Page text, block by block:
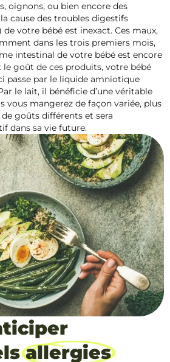
oignons, ou bien encore des
cause des troubles digestifs
de votre bébé est inexact. Ces maux,
dans les trois premiers mois,
intestinal de votre bébé est encore
goût de ces produits, votre bébé
passe par le liquide amniotique
le lait, il bénéficie d’une véritable
vous mangerez de façon variée, plus
goûts différents et sera
dans sa vie future.
allergies